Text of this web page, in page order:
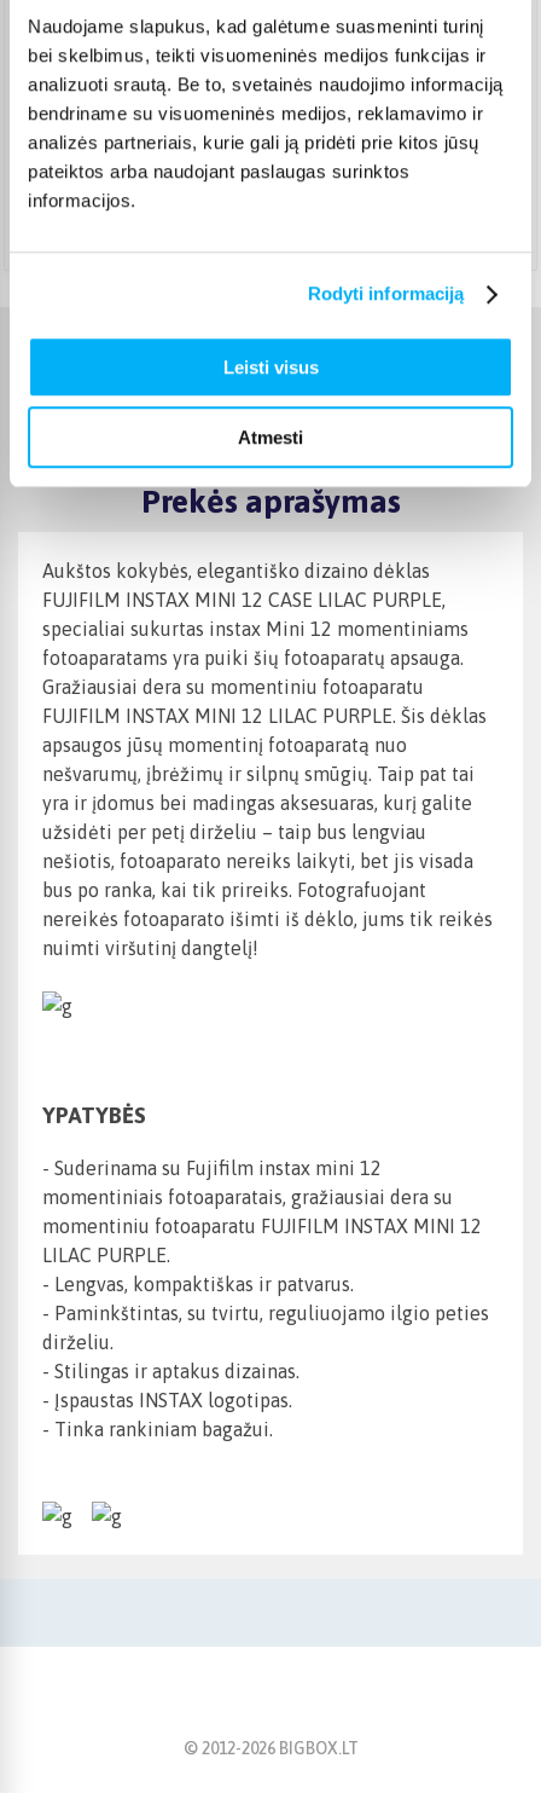
Naudojame slapukus, kad galėtume suasmeninti turinį
bei skelbimus, teikti visuomeninės medijos funkcijas ir
analizuoti srautą. Be to, svetainės naudojimo informaciją
bendriname su visuomeninės medijos, reklamavimo ir
analizės partneriais, kurie gali ją pridėti prie kitos jūsų
pateiktos arba naudojant paslaugas surinktos
informacijos.
Rodyti informaciją
Leisti visus
Atmesti
Rugpjūtis 10d. - Rugpjūtis 11d.
DPD kurjeris (3,99 €)
Rugpjūtis 11d. - Rugpjūtis 12d.
Pristato ir šeštadienį
Rugpjūtis 10d. - Rugpjūtis 11d.
Atsiėmimas Veiverių g. 171, Kaunas
Prekės aprašymas
Aukštos kokybės, elegantiško dizaino dėklas
FUJIFILM INSTAX MINI 12 CASE LILAC PURPLE,
specialiai sukurtas instax Mini 12 momentiniams
fotoaparatams yra puiki šių fotoaparatų apsauga.
Gražiausiai dera su momentiniu fotoaparatu
FUJIFILM INSTAX MINI 12 LILAC PURPLE. Šis dėklas
apsaugos jūsų momentinį fotoaparatą nuo
nešvarumų, įbrėžimų ir silpnų smūgių. Taip pat tai
yra ir įdomus bei madingas aksesuaras, kurį galite
užsidėti per petį dirželiu – taip bus lengviau
nešiotis, fotoaparato nereiks laikyti, bet jis visada
bus po ranka, kai tik prireiks. Fotografuojant
nereikės fotoaparato išimti iš dėklo, jums tik reikės
nuimti viršutinį dangtelį!
YPATYBĖS
- Suderinama su Fujifilm instax mini 12
momentiniais fotoaparatais, gražiausiai dera su
momentiniu fotoaparatu FUJIFILM INSTAX MINI 12
LILAC PURPLE.
- Lengvas, kompaktiškas ir patvarus.
- Paminkštintas, su tvirtu, reguliuojamo ilgio peties
dirželiu.
- Stilingas ir aptakus dizainas.
- Įspaustas INSTAX logotipas.
- Tinka rankiniam bagažui.
© 2012-2026BIGBOX.LT